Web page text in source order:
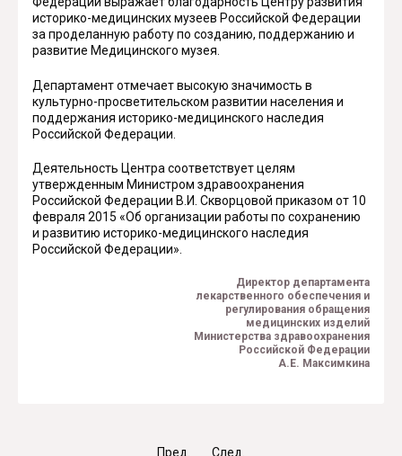
историко-медицинских музеев Российской Федерации
за проделанную работу по созданию, поддержанию и
развитие Медицинского музея.
Департамент отмечает высокую значимость в
культурно-просветительском развитии населения и
поддержания историко-медицинского наследия
Российской Федерации.
Деятельность Центра соответствует целям
утвержденным Министром здравоохранения
Российской Федерации В.И. Скворцовой приказом от 10
февраля 2015 «Об организации работы по сохранению
и развитию историко-медицинского наследия
Российской Федерации».
Директор департамента
лекарственного обеспечения и
регулирования обращения
медицинских изделий
Министерства здравоохранения
Российской Федерации
А.Е. Максимкина
Пред. След.